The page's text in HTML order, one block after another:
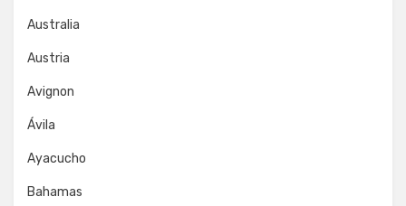
Australia
Austria
Avignon
Ávila
Ayacucho
Bahamas